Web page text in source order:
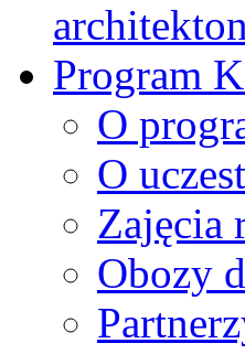
Program
O
O
Zajęcia
Obozy